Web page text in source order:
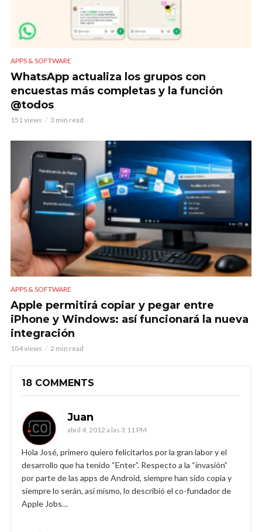
APPS & SOFTWARE
WhatsApp actualiza los grupos con
encuestas más completas y la función
@todos
151 views 3 min read
APPS & SOFTWARE
Apple permitirá copiar y pegar entre
iPhone y Windows: así funcionará la nueva
integración
104 views 2 min read
18 COMMENTS
Juan
abril 4, 2012 a las 3:11 PM
Hola José, primero quiero felicitarlos por la gran labor y el
desarrollo que ha tenido “Enter”. Respecto a la “invasión”
por parte de las apps de Android, siempre han sido copia y
siempre lo serán, así mismo, lo describió el co-fundador de
Apple Jobs…